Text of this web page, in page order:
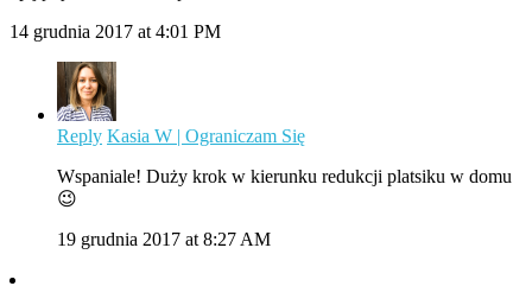
14 grudnia 2017 at 4:01 PM
Reply Kasia W | Ograniczam Się
Wspaniale! Duży krok w kierunku redukcji platsiku w domu
😉
19 grudnia 2017 at 8:27 AM